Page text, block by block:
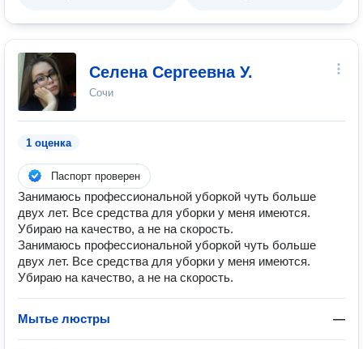
Селена Сергеевна У.
Сочи
1 оценка
Паспорт проверен
Занимаюсь профессиональной уборкой чуть больше
двух лет. Все средства для уборки у меня имеются.
Убираю на качество, а не на скорость.
Занимаюсь профессиональной уборкой чуть больше
двух лет. Все средства для уборки у меня имеются.
Убираю на качество, а не на скорость.
Мытье люстры —